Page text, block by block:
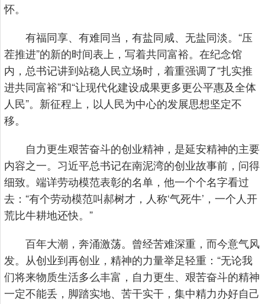
怀。
有福同享、有难同当，有盐同咸、无盐同淡。“压
茬推进”的新的时间表上，写着共同富裕。在纪念馆
内，总书记讲到站稳人民立场时，着重强调了“扎实推
进共同富裕”和“让现代化建设成果更多更公平惠及全体
人民”。新征程上，以人民为中心的发展思想坚定不
移。
自力更生艰苦奋斗的创业精神，是延安精神的主要
内容之一。习近平总书记在南泥湾的创业故事前，问得
细致。端详劳动模范表彰的名单，他一个个名字看过
去：“有个劳动模范叫郝树才，人称‘气死牛’，一个人开
荒比牛耕地还快。”
百年大潮，奔涌激荡。曾经苦难深重，而今意气风
发。从创业到再创业，精神的力量举足轻重：“无论我
们将来物质生活多么丰富，自力更生、艰苦奋斗的精神
一定不能丢，脚踏实地、苦干实干，集中精力办好自己